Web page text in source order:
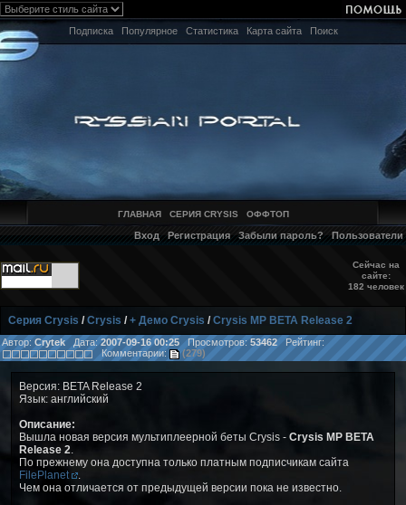
Подписка Популярное Статистика Карта сайта Поиск
ГЛАВНАЯ СЕРИЯ CRYSIS ОФФТОП
Вход Регистрация Забыли пароль? Пользователи
Сейчас на
сайте:
182 человек
Серия Crysis /Crysis /+ Демо Crysis /Crysis MP BETA Release 2
Автор: CrytekДата:2007-09-16 00:25 Просмотров:53462Рейтинг:
Комментарии:
(279)
Версия: BETA Release 2
Язык: английский
Описание:
Вышла новая версия мультиплеерной беты Crysis - Crysis MP BETA
Release 2
По прежнему она доступна только платным подписчикам сайта
FilePlanet
Чем она отличается от предыдущей версии пока не известно.